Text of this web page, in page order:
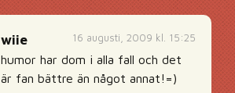
16 augusti, 2009 kl. 15:25
wiie
humor har dom i alla fall och det
är fan bättre än något annat!=)